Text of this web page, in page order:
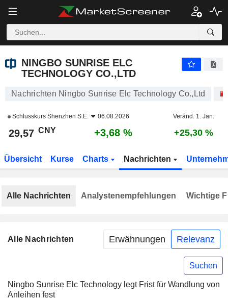
NINGBO SUNRISE ELC
TECHNOLOGY CO.,LTD
Nachrichten Ningbo Sunrise Elc Technology Co.,Ltd
Schlusskurs Shenzhen S.E. 06.08.2026 Veränd. 1. Jan.
29,57 CNY +3,68 % +25,30 %
Übersicht Kurse Charts Nachrichten
Alle Nachrichten Erwähnungen Relevanz
Suchen
Ningbo Sunrise Elc Technology legt Frist für Wandlung von
Anleihen fest
Alle Nachrichten Analystenempfehlungen Wichtige